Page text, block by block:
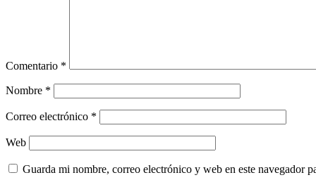
Comentario *
Nombre *
Correo electrónico *
Web
Guarda mi nombre, correo electrónico y web en este navegador